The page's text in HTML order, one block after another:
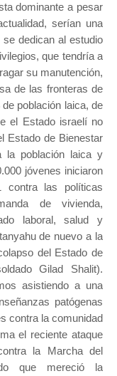
dominante a pesar
serían una
dedican al estudio
que tendría a
su manutención,
de las fronteras de
población laica, de
el Estado israelí no
Estado de Bienestar
la población laica y
jóvenes iniciaron
contra las políticas
de vivienda,
laboral, salud y
de nuevo a la
del Estado de
Gilad Shalit).
asistiendo a una
patógenas
contra la comunidad
el reciente ataque
la Marcha del
que mereció la